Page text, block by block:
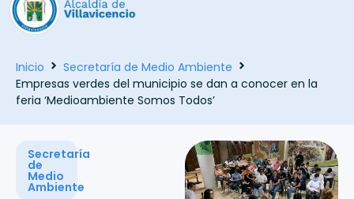
Inicio
Secretaría de Medio Ambiente
Empresas verdes del municipio se dan a conocer en la
feria ‘Medioambiente Somos Todos’
Secretaría
de
Medio
Ambiente